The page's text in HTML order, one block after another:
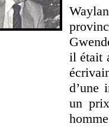
il était
d’une
un